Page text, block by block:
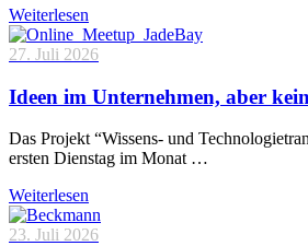
Weiterlesen
27. Juli 2026
Ideen im Unternehmen, aber
Das Projekt “Wissens- und
ersten Dienstag im Monat …
Weiterlesen
23. Juli 2026